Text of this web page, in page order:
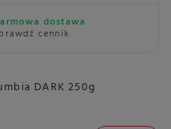
dostawa
cennik
DARK 250g